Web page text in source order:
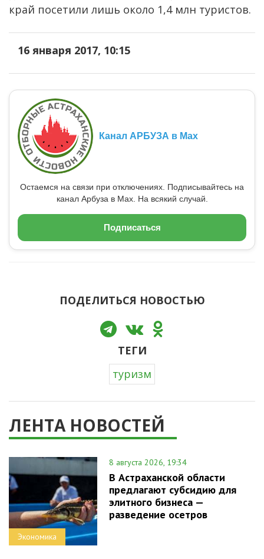
край посетили лишь около 1,4 млн туристов.
16 января 2017, 10:15
Канал АРБУЗА в Max
Остаемся на связи при отключениях. Подписывайтесь на
канал Арбуза в Max. На всякий случай.
Подписаться
ПОДЕЛИТЬСЯ НОВОСТЬЮ
ТЕГИ
туризм
ЛЕНТА НОВОСТЕЙ
Экономика
8 августа 2026, 19:34
В Астраханской области
предлагают субсидию для
элитного бизнеса —
разведение осетров